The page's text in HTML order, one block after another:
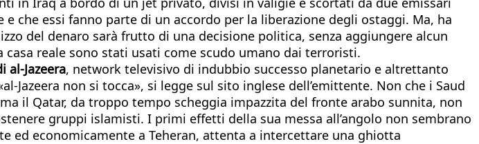
che essi fanno parte di un accordo per la liberazione degli ostaggi. Ma, ha
del denaro sarà frutto di una decisione politica, senza aggiungere alcun
reale sono stati usati come scudo umano dai terroristi.
al-Jazeera, network televisivo di indubbio successo planetario e altrettanto
Jazeera non si tocca», si legge sul sito inglese dell’emittente. Non che i Saud
il Qatar, da troppo tempo scheggia impazzita del fronte arabo sunnita, non
gruppi islamisti. I primi effetti della sua messa all’angolo non sembrano
economicamente a Teheran, attenta a intercettare una ghiotta